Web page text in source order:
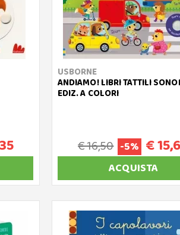
USBORNE
ANDIAMO! LIBRI TATTILI
EDIZ. A COLORI
€ 16,50 -5% €
ACQUISTA